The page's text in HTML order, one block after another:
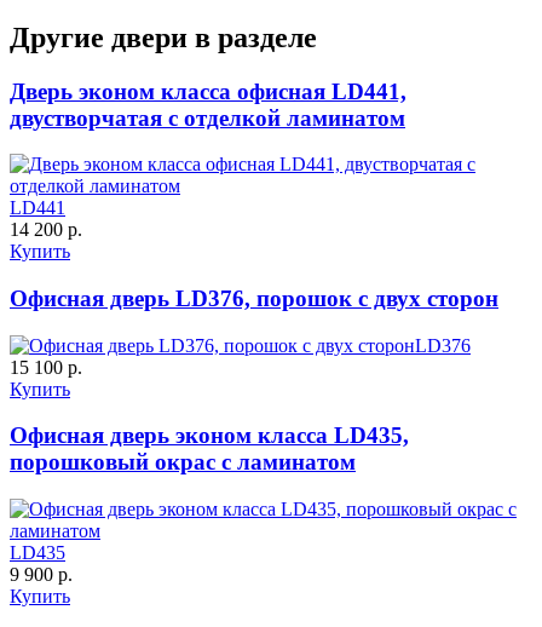
Д-37 Н
ДНТ
Другие двери в разделе
Дверь эконом класса офисная LD441,
двустворчатая с отделкой ламинатом
LD441
14 200 р.
Купить
Офисная дверь LD376, порошок с двух сторон
LD376
15 100 р.
Купить
Офисная дверь эконом класса LD435,
порошковый окрас с ламинатом
LD435
9 900 р.
Купить